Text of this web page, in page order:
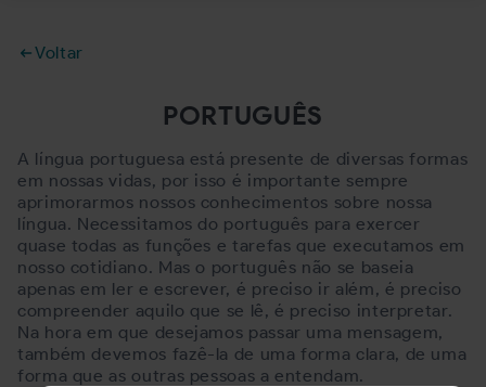
Voltar
PORTUGUÊS
A língua portuguesa está presente de diversas formas
em nossas vidas, por isso é importante sempre
aprimorarmos nossos conhecimentos sobre nossa
língua. Necessitamos do português para exercer
quase todas as funções e tarefas que executamos em
nosso cotidiano. Mas o português não se baseia
apenas em ler e escrever, é preciso ir além, é preciso
compreender aquilo que se lê, é preciso interpretar.
Na hora em que desejamos passar uma mensagem,
também devemos fazê-la de uma forma clara, de uma
forma que as outras pessoas a entendam.